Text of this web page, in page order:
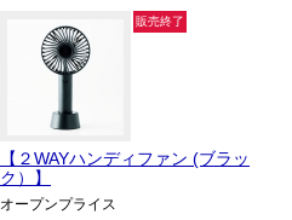
販売終了
【２WAYハンディファン (ブラッ
ク）】
オープンプライス